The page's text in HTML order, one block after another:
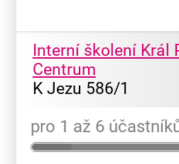
Interní školení Král
Centrum
K Jezu 586/1
pro 1 až 6